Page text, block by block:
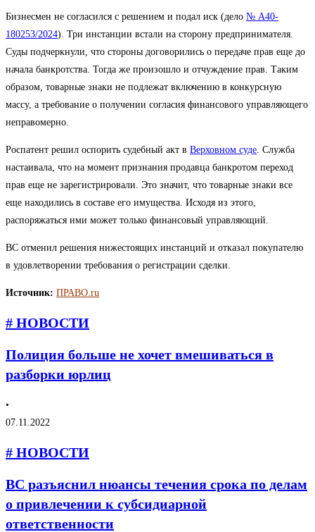
Бизнесмен не согласился с решением и подал иск (дело № А40-
180253/2024). Три инстанции встали на сторону предпринимателя.
Суды подчеркнули, что стороны договорились о передаче прав еще до
начала банкротства. Тогда же произошло и отчуждение прав. Таким
образом, товарные знаки не подлежат включению в конкурсную
массу, а требование о получении согласия финансового управляющего
неправомерно.
Роспатент решил оспорить судебный акт в Верховном суде . Служба
настаивала, что на момент признания продавца банкротом переход
прав еще не зарегистрировали. Это значит, что товарные знаки все
еще находились в составе его имущества. Исходя из этого,
распоряжаться ими может только финансовый управляющий.
ВС отменил решения нижестоящих инстанций и отказал покупателю
в удовлетворении требования о регистрации сделки.
Источник: ПРАВО.ru
# НОВОСТИ
Полиция больше не хочет вмешиваться в
разборки юрлиц
•
07.11.2022
# НОВОСТИ
ВС разъяснил нюансы течения срока по делам
о привлечении к субсидиарной
ответственности